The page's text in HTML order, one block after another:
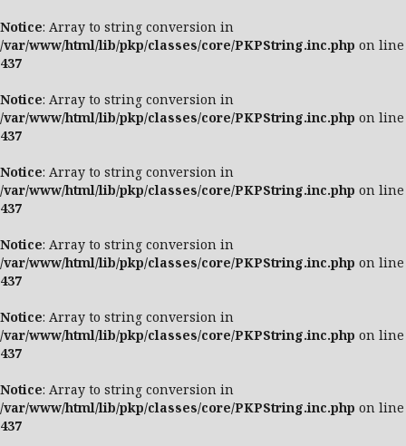
Notice: Array to string conversion in
/var/www/html/lib/pkp/classes/core/PKPString.inc.php on line
437
Notice: Array to string conversion in
/var/www/html/lib/pkp/classes/core/PKPString.inc.php on line
437
Notice: Array to string conversion in
/var/www/html/lib/pkp/classes/core/PKPString.inc.php on line
437
Notice: Array to string conversion in
/var/www/html/lib/pkp/classes/core/PKPString.inc.php on line
437
Notice: Array to string conversion in
/var/www/html/lib/pkp/classes/core/PKPString.inc.php on line
437
Notice: Array to string conversion in
/var/www/html/lib/pkp/classes/core/PKPString.inc.php on line
437